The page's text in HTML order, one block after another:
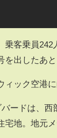
乗客乗員
出したあと
ック空港に
ードは、
宅地。地元